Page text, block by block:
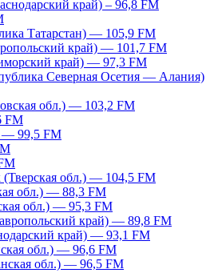
край) – 96,8 FM
Татарстан) — 105,9 FM
край) — 101,7 FM
край) — 97,3 FM
Северная Осетия — Алания)
обл.) — 103,2 FM
FM
— 99,5 FM
обл.) — 104,5 FM
обл.) — 88,3 FM
обл.) — 95,3 FM
край) — 89,8 FM
край) — 93,1 FM
обл.) — 96,6 FM
обл.) — 96,5 FM